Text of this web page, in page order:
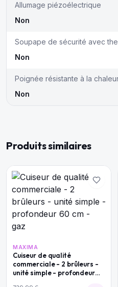
Allumage piézoélectrique
Non
Soupape de sécurité avec
Non
Poignée résistante à la
Non
Produits similaires
MAXIMA
Cuiseur de qualité
commerciale - 2 brûleurs -
unité simple - profondeur